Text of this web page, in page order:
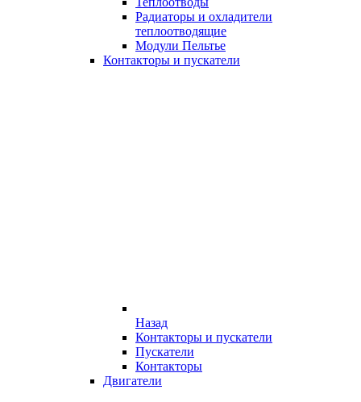
Радиаторы и охладители
теплоотводящие
Модули Пельтье
Контакторы и пускатели
Назад
Контакторы и пускатели
Пускатели
Контакторы
Двигатели